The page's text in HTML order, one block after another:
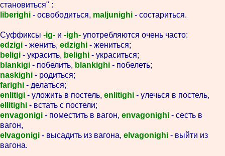
становиться" :
liberighi - освободиться, maljunighi - состариться.
Суффиксы -ig- и -igh- употребляются очень часто:
edzigi - женить, edzighi - жениться;
beligi - украсить, belighi - украситься;
blankigi - побелить, blankighi - побелеть;
naskighi - родиться;
farighi - делаться;
enlitigi - уложить в постель, enlitighi - улечься в постель,
ellitighi - встать с постели;
envagonigi - поместить в вагон, envagonighi - сесть в
вагон,
elvagonigi - высадить из вагона, elvagonighi - выйти из
вагона.